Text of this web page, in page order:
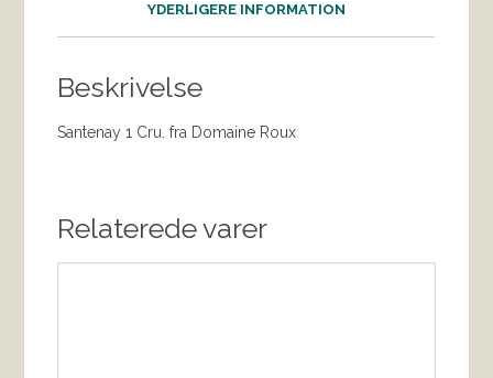
YDERLIGERE INFORMATION
Beskrivelse
Santenay 1 Cru. fra Domaine Roux
Relaterede varer